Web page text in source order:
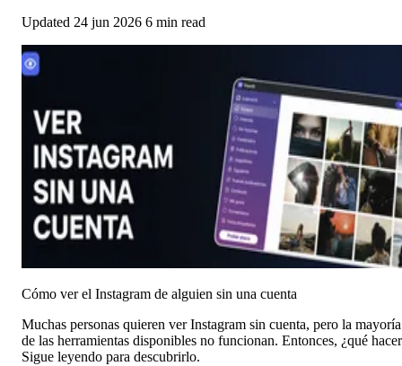
Updated 24 jun 2026 6 min read
Cómo ver el Instagram de alguien sin una cuenta
Muchas personas quieren ver Instagram sin cuenta, pero la mayoría
de las herramientas disponibles no funcionan. Entonces, ¿qué
Sigue leyendo para descubrirlo.